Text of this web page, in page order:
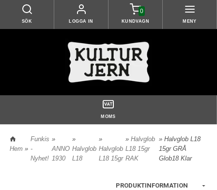
SÖK LOGGA IN
0
KUNDVAGN MENY
MOMS
Hem »
Funkis
-
Nyhet!
»
ANNO
1930
»
Halvglob
L18
»
Halvglob
L18 15gr
»Halvglob
L18 15gr
RAK
» Halvglob L18
15gr GRÅ
Glob18 Klar
PRODUKTINFORMATION